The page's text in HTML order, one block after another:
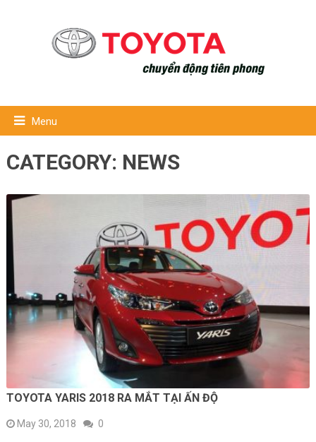
Menu
CATEGORY: NEWS
TOYOTA YARIS 2018 RA MẮT TẠI ẤN ĐỘ
May 30, 2018 0